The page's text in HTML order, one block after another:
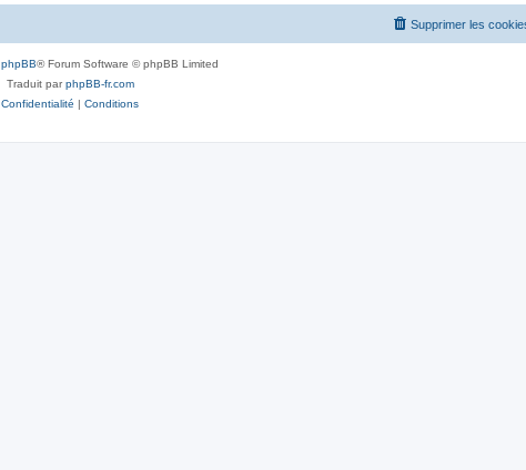
Supprimer les
phpBB® Forum Software © phpBB Limited
Traduit parphpBB-fr.com
Confidentialité | Conditions